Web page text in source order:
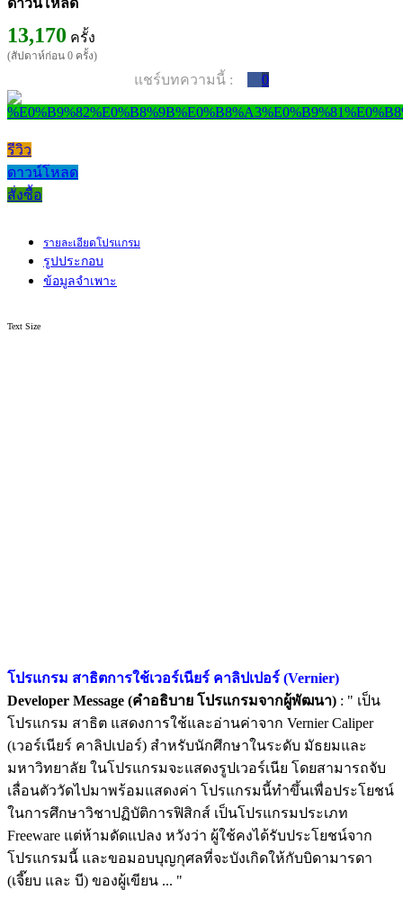
ดาวน์โหลด
13,170 ครั้ง
(สัปดาห์ก่อน 0 ครั้ง)
แชร์บทความนี้ : 0
รีวิว
ดาวน์โหลด
สั่งซื้อ
รายละเอียดโปรแกรม
รูปประกอบ
ข้อมูลจำเพาะ
Text Size
โปรแกรม สาธิตการใช้เวอร์เนียร์ คาลิปเปอร์ (Vernier)
Developer Message (คำอธิบาย โปรแกรมจากผู้พัฒนา) : " เป็น
โปรแกรม สาธิต แสดงการใช้และอ่านค่าจาก Vernier Caliper
(เวอร์เนียร์ คาลิปเปอร์) สำหรับนักศึกษาในระดับ มัธยมและ
มหาวิทยาลัย ในโปรแกรมจะแสดงรูปเวอร์เนีย โดยสามารถจับ
เลื่อนตัววัดไปมาพร้อมแสดงค่า โปรแกรมนี้ทำขึ้นเพื่อประโยชน์
ในการศึกษาวิชาปฏิบัติการฟิสิกส์ เป็นโปรแกรมประเภท
Freeware แต่ห้ามดัดแปลง หวังว่า ผู้ใช้คงได้รับประโยชน์จาก
โปรแกรมนี้ และขอมอบบุญกุศลที่จะบังเกิดให้กับบิดามารดา
(เจี๊ยบ และ บี) ของผู้เขียน ... "